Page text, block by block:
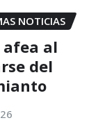
NOTICIAS
afea al
del